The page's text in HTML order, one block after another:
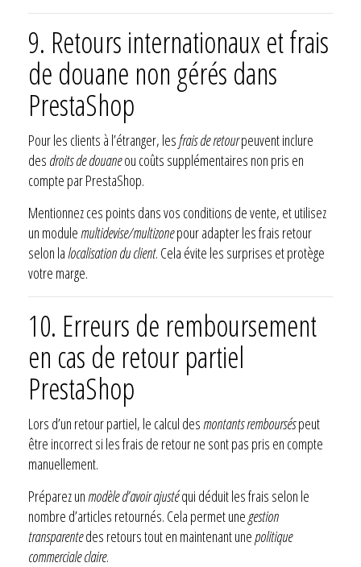
9. Retours internationaux et frais
de douane non gérés dans
PrestaShop
Pour les clients à l’étranger, lesfrais de retourpeuvent inclure
des droits de douaneou coûts supplémentaires non pris en
compte par PrestaShop.
Mentionnez ces points dans vos conditions de vente, et utilisez
un module multidevise/multizonepour adapter les frais retour
selon la localisation du client. Cela évite les surprises et protège
votre marge.
10. Erreurs de remboursement
en cas de retour partiel
PrestaShop
Lors d’un retour partiel, le calcul des montants rembourséspeut
être incorrect si les frais de retour ne sont pas pris en compte
manuellement.
Préparez un modèle d’avoir ajustéqui déduit les frais selon le
nombre d’articles retournés. Cela permet une gestion
transparentedes retours tout en maintenant unepolitique
commerciale claire.